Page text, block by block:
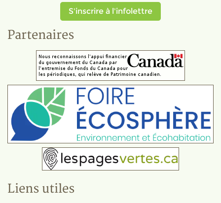
S'inscrire à l'infolettre
Partenaires
Liens utiles